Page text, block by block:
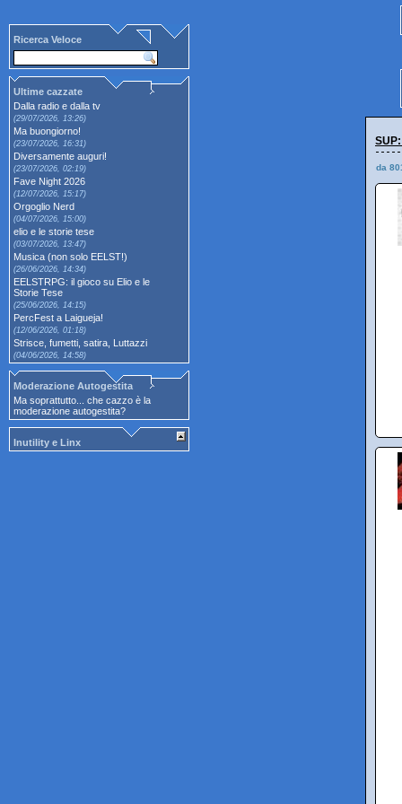
Ricerca Veloce
Ultime cazzate
Dalla radio e dalla tv
(29/07/2026, 13:26)
Ma buongiorno!
(23/07/2026, 16:31)
Diversamente auguri!
(23/07/2026, 02:19)
Fave Night 2026
(12/07/2026, 15:17)
Orgoglio Nerd
(04/07/2026, 15:00)
elio e le storie tese
(03/07/2026, 13:47)
Musica (non solo EELST!)
(26/06/2026, 14:34)
EELSTRPG: il gioco su Elio e le
Storie Tese
(25/06/2026, 14:15)
PercFest a Laigueja!
(12/06/2026, 01:18)
Strisce, fumetti, satira, Luttazzi
(04/06/2026, 14:58)
Moderazione Autogestita
Ma soprattutto... che cazzo è la
moderazione autogestita?
Inutility e Linx
da